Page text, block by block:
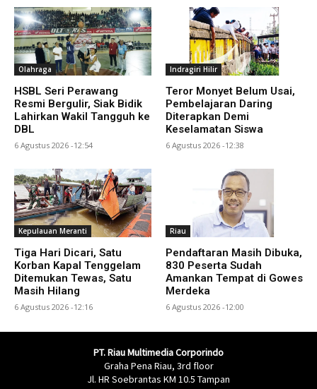
Olahraga
HSBL Seri Perawang
Resmi Bergulir, Siak Bidik
Lahirkan Wakil Tangguh ke
DBL
6 Agustus 2026 -12:54
Indragiri Hilir
Teror Monyet Belum Usai,
Pembelajaran Daring
Diterapkan Demi
Keselamatan Siswa
6 Agustus 2026 -12:38
Kepulauan Meranti
Tiga Hari Dicari, Satu
Korban Kapal Tenggelam
Ditemukan Tewas, Satu
Masih Hilang
6 Agustus 2026 -12:16
Riau
Pendaftaran Masih Dibuka,
830 Peserta Sudah
Amankan Tempat di Gowes
Merdeka
6 Agustus 2026 -12:00
PT. Riau Multimedia Corporindo
Graha Pena Riau, 3rd floor
Jl. HR Soebrantas KM 10.5 Tampan